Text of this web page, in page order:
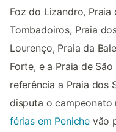
Foz do Lizandro, Praia
Tombadoiros, Praia
Lourenço, Praia da
Forte, e a Praia de
referência a Praia dos
disputa o campeonato
férias em Peniche vão